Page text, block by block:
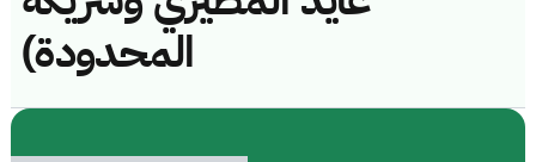
المحدودة)